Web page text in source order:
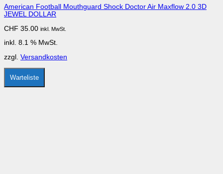
American Football Mouthguard Shock Doctor Air Maxflow 2.0 3D
JEWEL DOLLAR
CHF 35.00 inkl. MwSt.
inkl. 8.1 % MwSt.
zzgl. Versandkosten
Warteliste